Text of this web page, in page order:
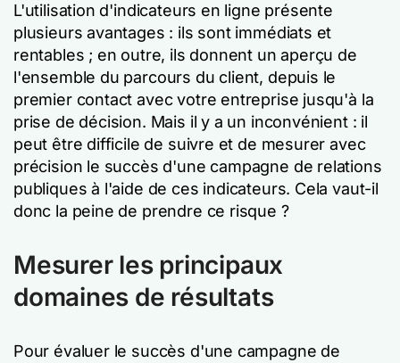
L'utilisation d'indicateurs en ligne présente
plusieurs avantages : ils sont immédiats et
rentables ; en outre, ils donnent un aperçu de
l'ensemble du parcours du client, depuis le
premier contact avec votre entreprise jusqu'à la
prise de décision. Mais il y a un inconvénient : il
peut être difficile de suivre et de mesurer avec
précision le succès d'une campagne de relations
publiques à l'aide de ces indicateurs. Cela vaut-il
donc la peine de prendre ce risque ?
Mesurer les principaux
domaines de résultats
Pour évaluer le succès d'une campagne de